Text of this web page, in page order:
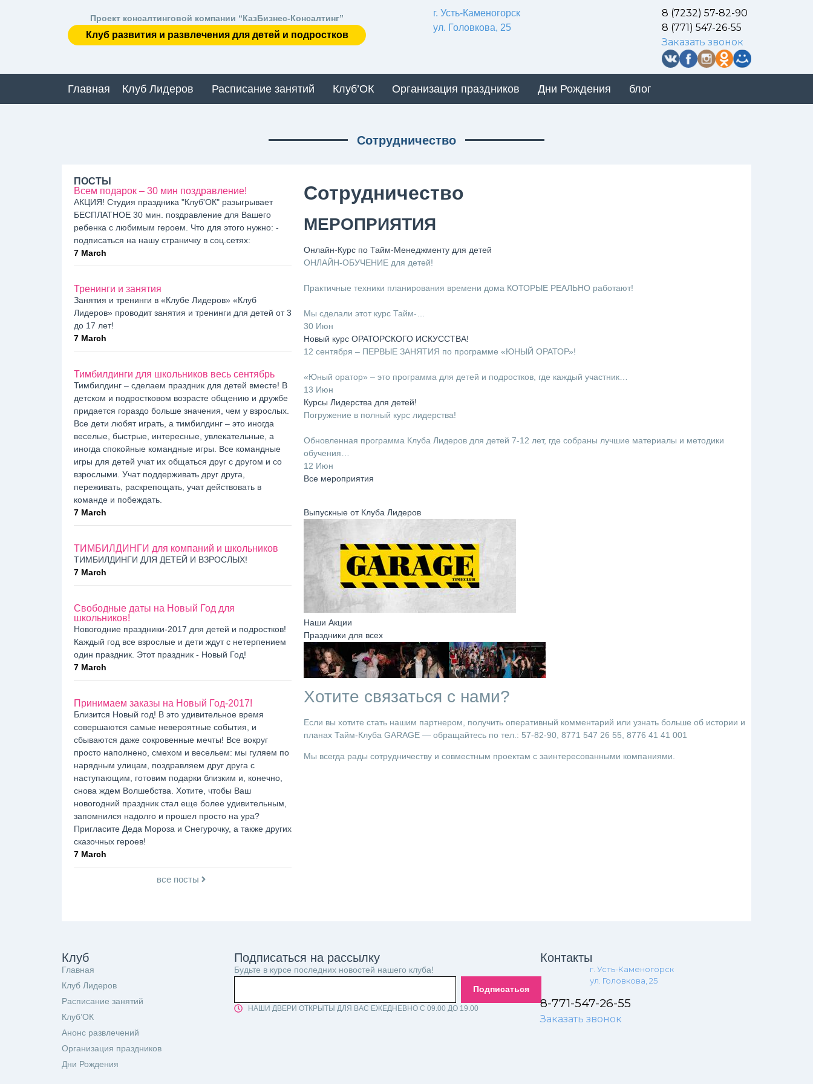
Проект консалтинговой компании “КазБизнес-Консалтинг”
Клуб развития и развлечения для детей и подростков
г. Усть-Каменогорск
ул. Головкова, 25
8 (7232) 57-82-90
8 (771) 547-26-55
Заказать звонок
Главная Клуб Лидеров Расписание занятий Клуб’ОК Организация праздников Дни Рождения блог
Сотрудничество
ПОСТЫ
Всем подарок – 30 мин поздравление!
АКЦИЯ! Студия праздника "Клуб'ОК" разыгрывает
БЕСПЛАТНОЕ 30 мин. поздравление для Вашего
ребенка с любимым героем. Что для этого нужно: -
подписаться на нашу страничку в соц.сетях:
7 March
Тренинги и занятия
Занятия и тренинги в «Клубе Лидеров» «Клуб
Лидеров» проводит занятия и тренинги для детей от 3
до 17 лет!
7 March
Тимбилдинги для школьников весь сентябрь
Тимбилдинг – сделаем праздник для детей вместе! В
детском и подростковом возрасте общению и дружбе
придается гораздо больше значения, чем у взрослых.
Все дети любят играть, а тимбилдинг – это иногда
веселые, быстрые, интересные, увлекательные, а
иногда спокойные командные игры. Все командные
игры для детей учат их общаться друг с другом и со
взрослыми. Учат поддерживать друг друга,
переживать, раскрепощать, учат действовать в
команде и побеждать.
7 March
ТИМБИЛДИНГИ для компаний и школьников
ТИМБИЛДИНГИ ДЛЯ ДЕТЕЙ И ВЗРОСЛЫХ!
7 March
Свободные даты на Новый Год для
школьников!
Новогодние праздники-2017 для детей и подростков!
Каждый год все взрослые и дети ждут с нетерпением
один праздник. Этот праздник - Новый Год!
7 March
Принимаем заказы на Новый Год-2017!
Близится Новый год! В это удивительное время
совершаются самые невероятные события, и
сбываются даже сокровенные мечты! Все вокруг
просто наполнено, смехом и весельем: мы гуляем по
нарядным улицам, поздравляем друг друга с
наступающим, готовим подарки близким и, конечно,
снова ждем Волшебства. Хотите, чтобы Ваш
новогодний праздник стал еще более удивительным,
запомнился надолго и прошел просто на ура?
Пригласите Деда Мороза и Снегурочку, а также других
сказочных героев!
7 March
все посты
Сотрудничество
МЕРОПРИЯТИЯ
Онлайн-Курс по Тайм-Менеджменту для детей
ОНЛАЙН-ОБУЧЕНИЕ для детей!
Практичные техники планирования времени дома КОТОРЫЕ РЕАЛЬНО работают!
Мы сделали этот курс Тайм-…
30 Июн
Новый курс ОРАТОРСКОГО ИСКУССТВА!
12 сентября – ПЕРВЫЕ ЗАНЯТИЯ по программе «ЮНЫЙ ОРАТОР»!
«Юный оратор» – это программа для детей и подростков, где каждый участник…
13 Июн
Курсы Лидерства для детей!
Погружение в полный курс лидерства!
Обновленная программа Клуба Лидеров для детей 7-12 лет, где собраны лучшие материалы и методики
обучения…
12 Июн
Все мероприятия
Выпускные от Клуба Лидеров
Наши Акции
Праздники для всех
Хотите связаться с нами?
Если вы хотите стать нашим партнером, получить оперативный комментарий или узнать больше об истории и
планах Тайм-Клуба GARAGE — обращайтесь по тел.: 57-82-90, 8771 547 26 55, 8776 41 41 001
Мы всегда рады сотрудничеству и совместным проектам с заинтересованными компаниями.
Клуб
Главная
Клуб Лидеров
Расписание занятий
Клуб’ОК
Анонс развлечений
Организация праздников
Дни Рождения
Подписаться на рассылку
Будьте в курсе последних новостей нашего клуба!
Подписаться
НАШИ ДВЕРИ ОТКРЫТЫ ДЛЯ ВАС ЕЖЕДНЕВНО С 09.00 ДО 19.00
Контакты
г. Усть-Каменогорск
ул. Головкова, 25
8-771-547-26-55
Заказать звонок